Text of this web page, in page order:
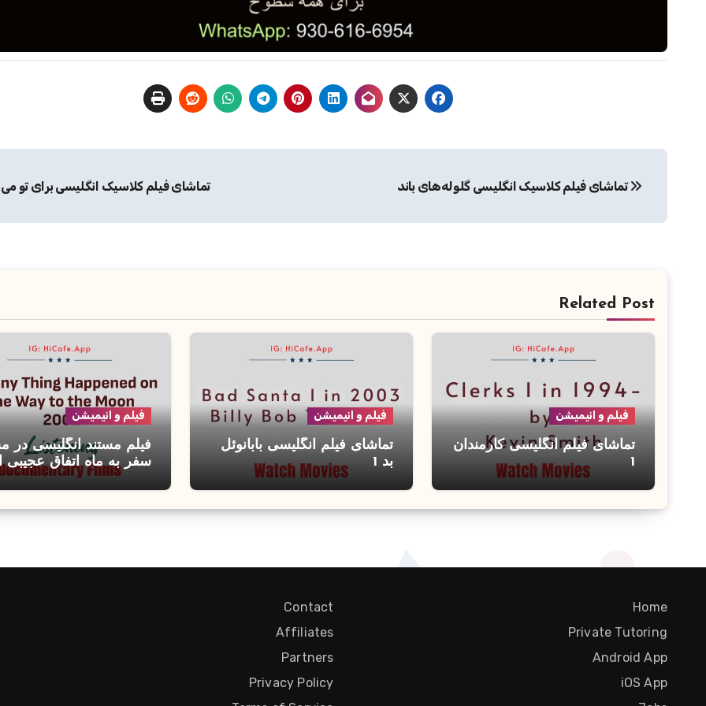
نوشتهتماشای فیلم کلاسیک انگلیسی گلوله‌های باند تماشای فیلم کلاسیک انگلیسی برای تو
Related Post
فیلم و انیمیشن
تماشای فیلم انگلیسی کارمندان
1
فیلم و انیمیشن
تماشای فیلم انگلیسی بابانوئل
بد 1
فیلم و انیمیشن
فیلم مستند انگلیسی در
سفر به ماه اتفاق عجیبی
Home
Private Tutoring
Android App
iOS App
Contact
Affiliates
Partners
Privacy Policy